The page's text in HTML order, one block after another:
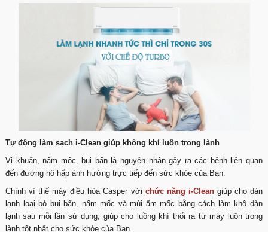
Tự động làm sạch i-Clean giúp không khí luôn trong lành
Vi khuẩn, nấm mốc, bụi bẩn là nguyên nhân gây ra các bệnh liên quan
đến đường hô hấp ảnh hưởng trực tiếp đến sức khỏe của Bạn.
Chính vì thế máy điều hòa Casper với chức năng i-Cleangiúp cho dàn
lạnh loại bỏ bụi bẩn, nấm mốc và mùi ẩm mốc bằng cách làm khô dàn
lạnh sau mỗi lần sử dụng, giúp cho luồng khí thổi ra từ máy luôn trong
lành tốt nhất cho sức khỏe của Bạn.